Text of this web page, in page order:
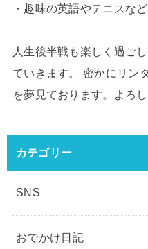
・趣味の英語やテニスなど
人生後半戦も楽しく過ご
ていきます。 密かにリン
を夢見ております。よろ
カテゴリー
SNS
おでかけ日記